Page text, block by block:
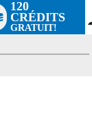
120
CRÉDITS
GRATUIT!